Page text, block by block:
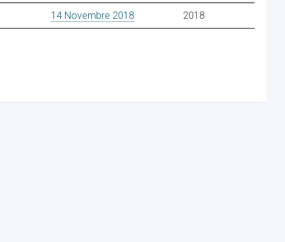
14 Novembre 2018 2018